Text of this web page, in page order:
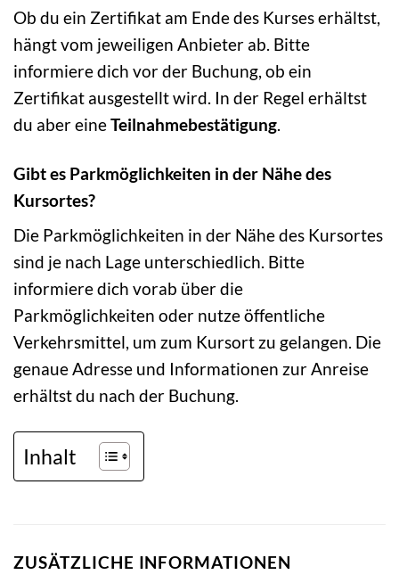
Ob du ein Zertifikat am Ende des Kurses erhältst,
hängt vom jeweiligen Anbieter ab. Bitte
informiere dich vor der Buchung, ob ein
Zertifikat ausgestellt wird. In der Regel erhältst
du aber eineTeilnahmebestätigung.
Gibt es Parkmöglichkeiten in der Nähe des
Kursortes?
Die Parkmöglichkeiten in der Nähe des Kursortes
sind je nach Lage unterschiedlich. Bitte
informiere dich vorab über die
Parkmöglichkeiten oder nutze öffentliche
Verkehrsmittel, um zum Kursort zu gelangen. Die
genaue Adresse und Informationen zur Anreise
erhältst du nach der Buchung.
Inhalt
ZUSÄTZLICHE INFORMATIONEN